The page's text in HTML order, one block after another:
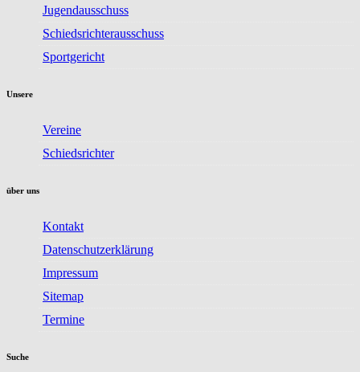
Jugendausschuss
Schiedsrichterausschuss
Sportgericht
Unsere
Vereine
Schiedsrichter
über uns
Kontakt
Datenschutzerklärung
Impressum
Sitemap
Termine
Suche